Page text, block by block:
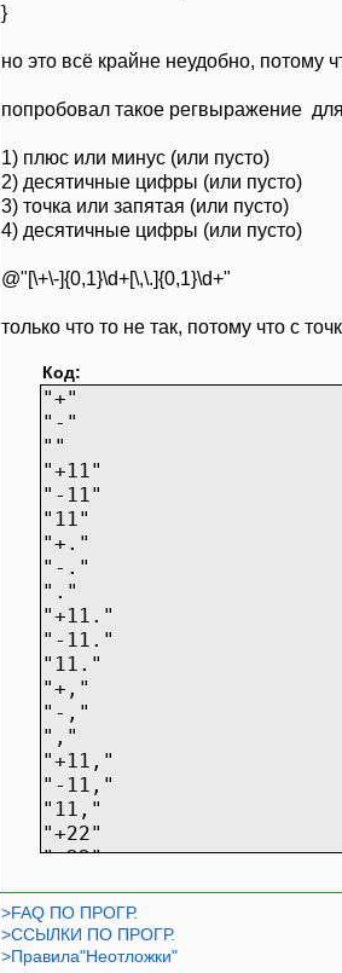
}
но это всё крайне неудобно, потому
попробовал такое регвыражение
1) плюс или минус (или пусто)
2) десятичные цифры (или пусто)
3) точка или запятая (или пусто)
4) десятичные цифры (или пусто)
@"[\+\-]{0,1}\d+[\,\.]{0,1}\d+"
только что то не так, потому что с
Код:
"+"
"-"
""
"+11"
"-11"
"11"
"+."
"-."
"."
"+11."
"-11."
"11."
"+,"
"-,"
","
"+11,"
"-11,"
"11,"
"+22"
"-22"
"+1122"
"-1122"
"1122"
>FAQ ПО ПРОГР.
>ССЫЛКИ ПО ПРОГР.
>Правила"Неотложки"